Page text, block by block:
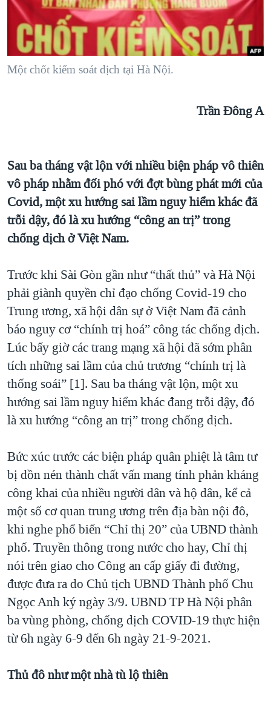
"Tìm"NGƯỜI VIỆT HẢI NGOẠI
ĐỜI SỐNG
KINH TẾ
GIÁO DỤC
TẠI
HÀNH TRÌNH BẦU CỬ 2024
MỘT NĂM CHIẾN TRANH TẠI DẢI GAZA
GIẢI MÃ VÀNH ĐAI & CON ĐƯỜNG
TRỊNH VĨNH BÌNH - NGƯỜI HẠ 'BÊN THẮNG CUỘC'
CÁC GIÁ TRỊ CỘNG HÒA Ở VIỆT NAM
THƯỢNG ĐỈNH TRUMP-KIM TẠI VIỆT NAM
TRỊNH VĨNH BÌNH VS. CHÍNH PHỦ VIỆT NAM
NGƯ DÂN VIỆT VÀ LÀN SÓNG TRỘM HẢI SÂM
QUAN HỆ VIỆT MỸ
VIDEO
NGHE
MẠNG XÃ HỘI
Một chốt kiểm soát dịch tại Hà Nội.
Trần Đông A
Sau ba tháng vật lộn với nhiều biện pháp vô thiên
vô pháp nhằm đối phó với đợt bùng phát mới của
Covid, một xu hướng sai lầm nguy hiểm khác đã
trỗi dậy, đó là xu hướng “công an trị” trong
chống dịch ở Việt Nam.
Trước khi Sài Gòn gần như “thất thủ” và Hà Nội
phải giành quyền chỉ đạo chống Covid-19 cho
Trung ương, xã hội dân sự ở Việt Nam đã cảnh
báo nguy cơ “chính trị hoá” công tác chống dịch.
Lúc bấy giờ các trang mạng xã hội đã sớm phân
tích những sai lầm của chủ trương “chính trị là
thống soái” [1]. Sau ba tháng vật lộn, một xu
hướng sai lầm nguy hiểm khác đang trỗi dậy, đó
là xu hướng “công an trị” trong chống dịch.
Bức xúc trước các biện pháp quân phiệt là tâm tư
bị dồn nén thành chất vấn mang tính phản kháng
công khai của nhiều người dân và hộ dân, kể cả
một số cơ quan trung ương trên địa bàn nội đô,
khi nghe phổ biến “Chỉ thị 20” của UBND thành
phố. Truyền thông trong nước cho hay, Chỉ thị
nói trên giao cho Công an cấp giấy đi đường,
được đưa ra do Chủ tịch UBND Thành phố Chu
Ngọc Anh ký ngày 3/9. UBND TP Hà Nội phân
ba vùng phòng, chống dịch COVID-19 thực hiện
từ 6h ngày 6-9 đến 6h ngày 21-9-2021.
Thủ đô như một nhà tù lộ thiên